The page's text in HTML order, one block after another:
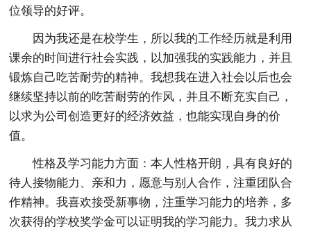
位领导的好评。
因为我还是在校学生，所以我的工作经历就是利用
课余的时间进行社会实践，以加强我的实践能力，并且
锻炼自己吃苦耐劳的精神。我想我在进入社会以后也会
继续坚持以前的吃苦耐劳的作风，并且不断充实自己，
以求为公司创造更好的经济效益，也能实现自身的价
值。
性格及学习能力方面：本人性格开朗，具有良好的
待人接物能力、亲和力，愿意与别人合作，注重团队合
作精神。我喜欢接受新事物，注重学习能力的培养，多
次获得的学校奖学金可以证明我的学习能力。我力求从